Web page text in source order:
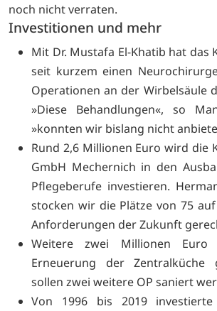
noch nicht verraten.
Investitionen und mehr
Mit Dr. Mustafa El-Khatib hat das
seit kurzem einen
Operationen an der Wirbelsäule
»Diese Behandlungen«, so
»konnten wir bislang nicht
Rund 2,6 Millionen Euro wird die
GmbH Mechernich in den
Pflegeberufe investieren.
stocken wir die Plätze von 75
Anforderungen der Zukunft
Weitere zwei Millionen
Erneuerung der Zentralküche
sollen zwei weitere OP saniert
Von 1996 bis 2019